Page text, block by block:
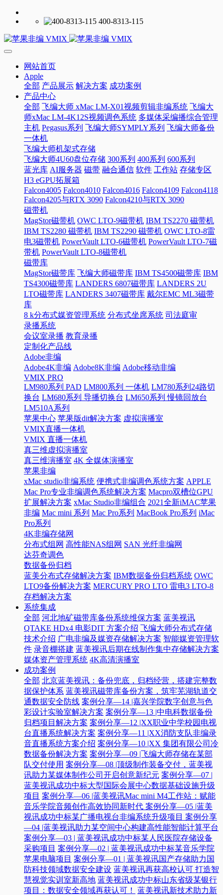
400-8313-115
网站首页
Apple
全部 产品展示 解决方案 成功案例
产品中心
全部 飞编大师 xMac LM-X01视频剪辑非编系统 飞编大
师xMac LM-4K12S视频调色系统 多媒体采编播综合管理
主机 Pegasus系列 飞编大师SYMPLY系列 飞编大师备份
一体机
飞编大师机架式存储
飞编大师4U60盘位存储 300系列 400系列 600系列
蓝光库 AI服务器 磁带 融合通信 软件 工作站 存储专区
H3 eGPU拓展箱
Falcon4005 Falcon4010 Falcon4016 Falcon4109 Falcon4118
Falcon4205与RTX 3090 Falcon4210与RTX 3090
磁带机
MagStor磁带机 OWC LTO-9磁带机 IBM TS2270 磁带机
IBM TS2280 磁带机 IBM TS2290 磁带机 OWC LTO-8雷
电3磁带机 PowerVault LTO-6磁带机 PowerVault LTO-7磁
带机 PowerVault LTO-8磁带机
磁带库
MagStor磁带库 飞编大师磁带库 IBM TS4500磁带库 IBM
TS4300磁带库 LANDERS 6807磁带库 LANDERS 2U
LTO磁带库 LANDERS 3407磁带库 戴尔EMC ML3磁带
库
8 k分布式媒资管理系统 分布式坐席系统 司法庭审
录播系统
会议室录播 教育录播
定制化产品线
Adobe非编
Adobe4K非编 Adobe8K非编 Adobe移动非编
VMIX PRO
LM980系列 PAD LM800系列 一体机 LM780系列24路切
换台 LM680系列 导播切换台 LM650系列 慢镜回放台
LM510A系列
苹果中心 苹果版dit解决方案 虚拟演播室
VMIX直播一体机
VMIX 直播一体机
真三维虚拟演播室
真三维演播室 4K 全媒体演播室
苹果非编
xMac studio非编系统 便携式非编调色系统方案 APPLE
Mac Pro专业非编调色系统解决方案 Macpro双槽位GPU
扩展解决方案 xMac Studio非编组合 2021全新iMAC苹果
非编 Mac mini 系列 Mac Pro系列 MacBook Pro系列 iMac
Pro系列
4K非编存储网
分布式组网 高性能NAS组网 SAN 光纤非编网
达芬奇调色
数据备份归档
蓝美分布式存储解决方案 IBM数据备份归档系统 OWC
LTO9备份解决方案 MERCURY PRO LTO 雷电3 LTO-8
存档解决方案
系统集成
全部 河北地矿磁带库备份系统维保方案 蓝美视讯
QTAKE HDx4 电影DIT 方案介绍 飞编大师分布式存储
技术介绍 广电非编及媒资存储解决方案 智能媒资管理软
件 录音棚搭建 蓝美视讯后期在线制作集中存储解决方案
媒体资产管理系统 4K高清演播室
成功案例
全部 北京蓝美视讯：备份兜底，归档经营，搭建完整数
据保护体系 蓝美视讯磁带库备份方案，筑牢芜湖轨道交
通数据安全防线 案例分享—14 |嘉兴学院数字创意与色
彩设计实验室解决方案 案例分享—13 |中电科数据备份
归档项目解决方案 案例分享—12 |XX职业中学校园电视
台直播系统解决方案 案例分享—11 |XX消防支队非编录
音直播系统方案介绍 案例分享—10 |XX 集团有限公司冷
数据备份解决方案 案例分享—09 |飞编大师存储在某部
队交付使用 案例分享—08 |顶级制作装备交付，蓝美视
讯助力某媒体制作公司开启创意新纪元 案例分享—07 |
蓝美视讯成功中标大型国际会展中心数据基础设施升级
项目 案例分享—06 |蓝美视讯Mac mini M4工作站：赋能
音乐学院音频创作高效协同新时代​ 案例分享—05 |蓝美
视讯成功中标某广播电视台非编系统升级项目​ 案例分享
—04 |蓝美视讯助力某空间中心构建高性能智能计算平台​
案例分享—03 | 蓝美视讯成功中标某人民医院存储设备
采购项目 案例分享—02 | 蓝美视讯成功中标某音乐学院
苹果电脑项目 案例分享—01 | 蓝美视讯国产存储助力国
防科技领域数据安全建设 蓝美视讯再获高校认可 打造智
慧视觉实训室新高地 蓝美视讯成功中标山东省级某银行
项目：数据安全领域再获认可！
蓝美视讯新技术助力新